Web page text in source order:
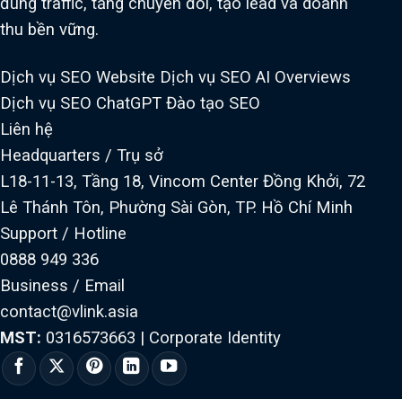
thu bền vững.
Dịch vụ SEO Website Dịch vụ SEO AI Overviews
Dịch vụ SEO ChatGPT Đào tạo SEO
Liên hệ
Headquarters / Trụ sở
L18-11-13, Tầng 18, Vincom Center Đồng Khởi, 72
Lê Thánh Tôn, Phường Sài Gòn, TP. Hồ Chí Minh
Support / Hotline
0888 949 336
Business / Email
contact@vlink.asia
MST: 0316573663 | Corporate Identity